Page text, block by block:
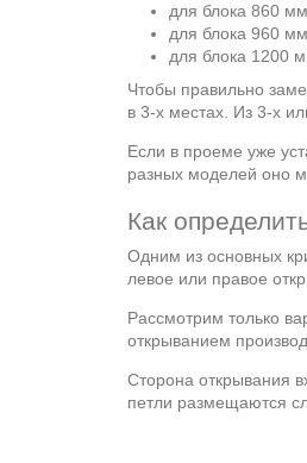
для блока 860
для блока 960
для блока 1200
Чтобы правильно
в 3-х местах. Из 3-х
Если в проеме уже
разных моделей оно
Как
Одним из основных
левое или правое
Рассмотрим только
открыванием
Сторона открывания
петли размещаются